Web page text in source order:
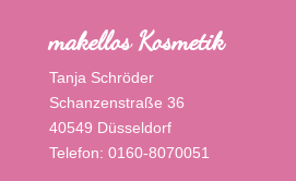
makellos Kosmetik
Tanja Schröder
Schanzenstraße 36
40549 Düsseldorf
Telefon: 0160-8070051